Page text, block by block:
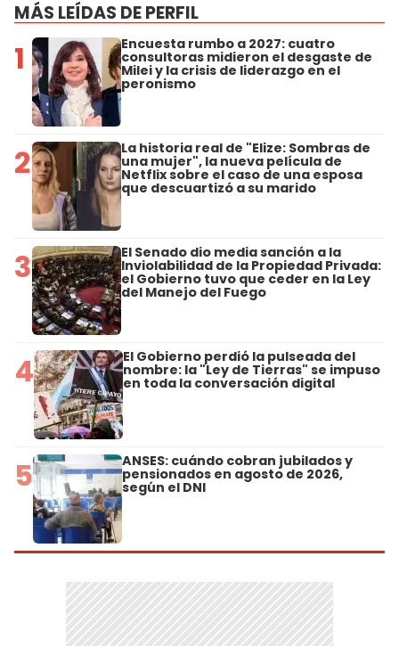
MÁS LEÍDAS DE PERFIL
1 Encuesta rumbo a 2027: cuatro
consultoras midieron el desgaste de
Milei y la crisis de liderazgo en el
peronismo
2 La historia real de "Elize: Sombras de
una mujer", la nueva película de
Netflix sobre el caso de una esposa
que descuartizó a su marido
3 El Senado dio media sanción a la
Inviolabilidad de la Propiedad Privada:
el Gobierno tuvo que ceder en la Ley
del Manejo del Fuego
4 El Gobierno perdió la pulseada del
nombre: la "Ley de Tierras" se impuso
en toda la conversación digital
5 ANSES: cuándo cobran jubilados y
pensionados en agosto de 2026,
según el DNI